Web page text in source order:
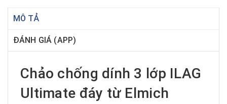
MÔ TẢ
ĐÁNH GIÁ (APP)
Chảo chống dính 3 lớp ILAG
Ultimate đáy từ Elmich